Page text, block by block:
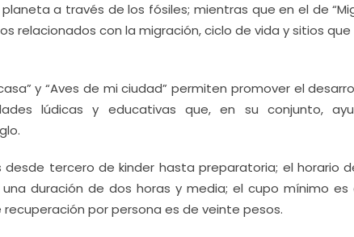
a través de los fósiles; mientras que en el de
relacionados con la migración, ciclo de vida y sitios
y “Aves de mi ciudad” permiten promover el
lúdicas y educativas que, en su conjunto,
tercero de kinder hasta preparatoria; el horario
duración de dos horas y media; el cupo mínimo es
por persona es de veinte pesos.